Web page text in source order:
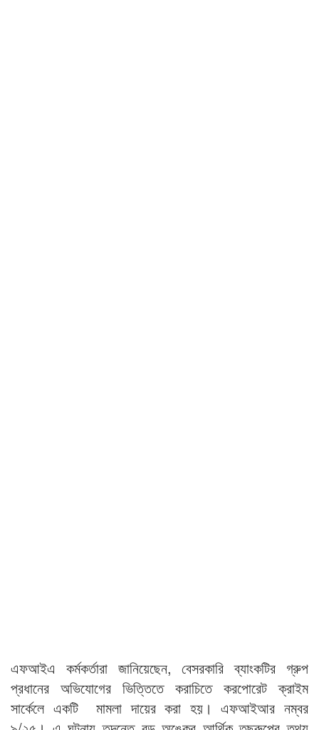
এফআইএ কর্মকর্তারা জানিয়েছেন, বেসরকারি ব্যাংকটির গ্রুপ
প্রধানের অভিযোগের ভিত্তিতে করাচিতে করপোরেট ক্রাইম
সার্কেলে একটি মামলা দায়ের করা হয়। এফআইআর নম্বর